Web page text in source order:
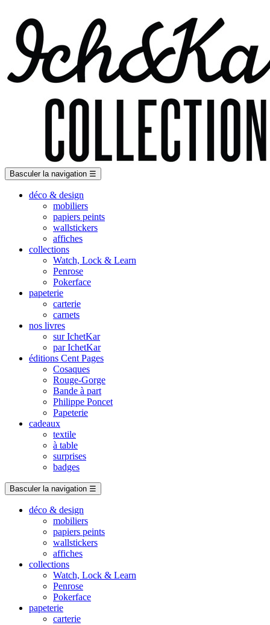
Basculer la navigation ☰
déco & design
mobiliers
papiers peints
wallstickers
affiches
collections
Watch, Lock & Learn
Penrose
Pokerface
papeterie
carterie
carnets
nos livres
sur IchetKar
par IchetKar
éditions Cent Pages
Cosaques
Rouge-Gorge
Bande à part
Philippe Poncet
Papeterie
cadeaux
textile
à table
surprises
badges
Basculer la navigation ☰
déco & design
mobiliers
papiers peints
wallstickers
affiches
collections
Watch, Lock & Learn
Penrose
Pokerface
papeterie
carterie